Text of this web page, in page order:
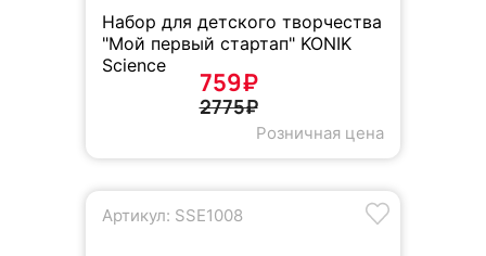
Набор для детского творчества
"Мой первый стартап" KONIK
Science
759₽
2775₽
Розничная цена
Артикул: SSE1008